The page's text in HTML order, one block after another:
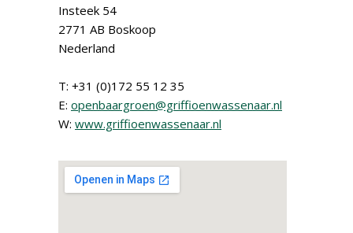
Insteek 54
2771 AB Boskoop
Nederland
T: +31 (0)172 55 12 35
E: openbaargroen@griffioenwassenaar.nl
W: www.griffioenwassenaar.nl